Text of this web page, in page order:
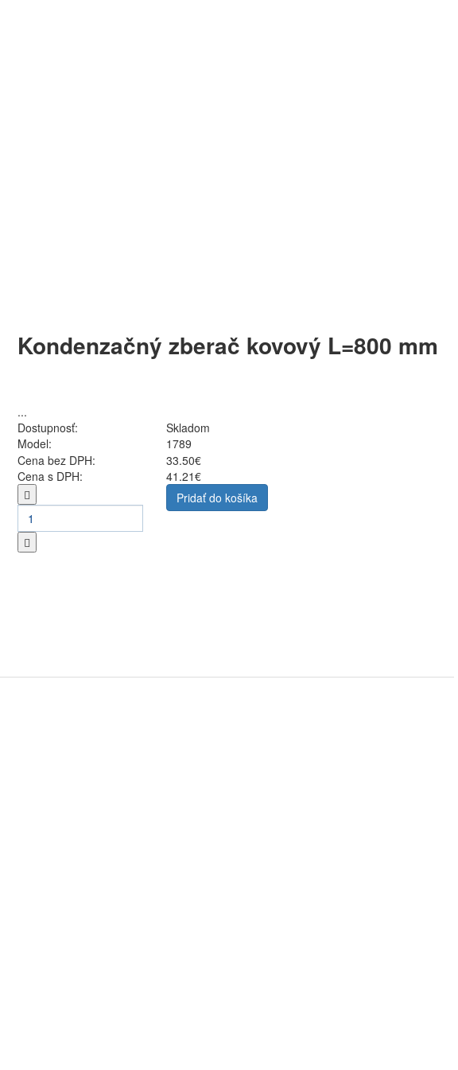
Kondenzačný zberač kovový L=800 mm
...
Dostupnosť:
Skladom
Model:
1789
Cena bez DPH:
33.50€
Cena s DPH:
41.21€
Pridať do košíka